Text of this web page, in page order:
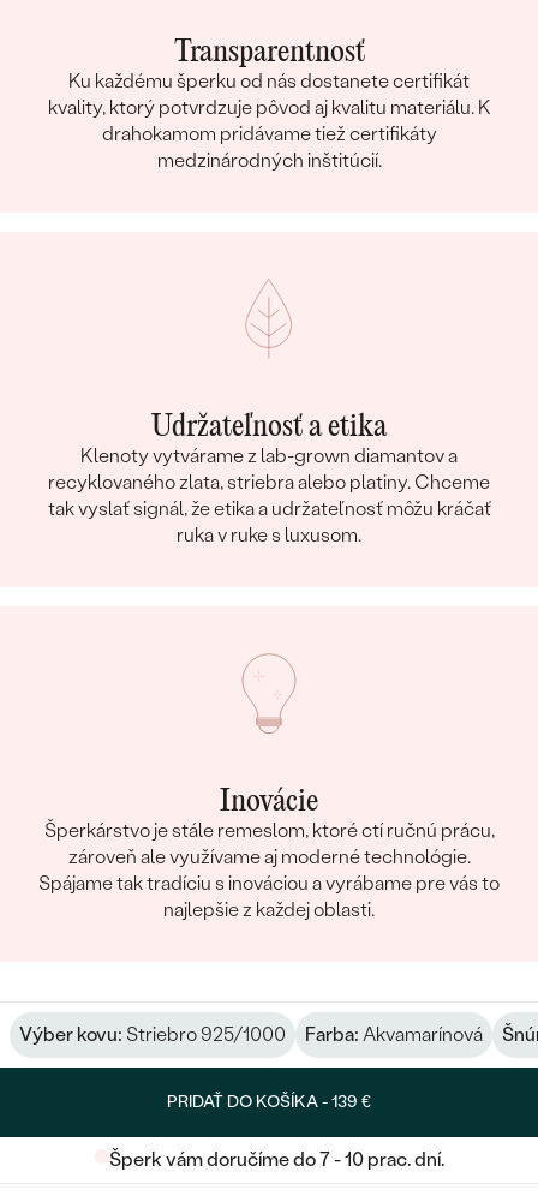
Transparentnosť
Ku každému šperku od nás dostanete certifikát
kvality, ktorý potvrdzuje pôvod aj kvalitu materiálu. K
drahokamom pridávame tiež certifikáty
medzinárodných inštitúcií.
Udržateľnosť a etika
Klenoty vytvárame z lab-grown diamantov a
recyklovaného zlata, striebra alebo platiny. Chceme
tak vyslať signál, že etika a udržateľnosť môžu kráčať
ruka v ruke s luxusom.
Inovácie
Šperkárstvo je stále remeslom, ktoré ctí ručnú prácu,
zároveň ale využívame aj moderné technológie.
Spájame tak tradíciu s inováciou a vyrábame pre vás to
najlepšie z každej oblasti.
Výber kovu: Striebro 925/1000 Farba: Akvamarínová
PRIDAŤ DO KOŠÍKA -139 €
Šperk vám doručíme do 7 - 10 prac. dní.